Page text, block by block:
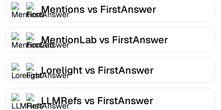
Mentions vs FirstAnswer
MentionLab vs FirstAnswer
Lorelight vs FirstAnswer
LLMRefs vs FirstAnswer